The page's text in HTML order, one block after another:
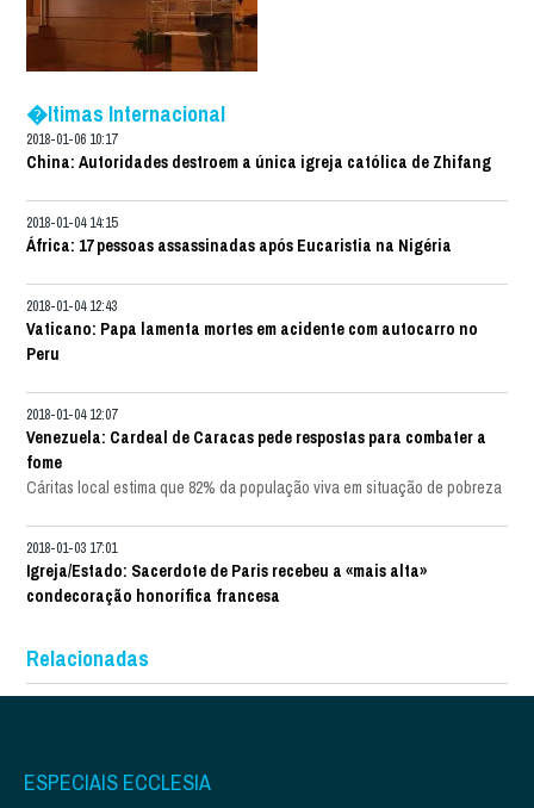
�ltimas Internacional
2018-01-06 10:17
China: Autoridades destroem a única igreja católica de Zhifang
2018-01-04 14:15
África: 17 pessoas assassinadas após Eucaristia na Nigéria
2018-01-04 12:43
Vaticano: Papa lamenta mortes em acidente com autocarro no
Peru
2018-01-04 12:07
Venezuela: Cardeal de Caracas pede respostas para combater a
fome
Cáritas local estima que 82% da população viva em situação de pobreza
2018-01-03 17:01
Igreja/Estado: Sacerdote de Paris recebeu a «mais alta»
condecoração honorífica francesa
Relacionadas
ESPECIAIS ECCLESIA